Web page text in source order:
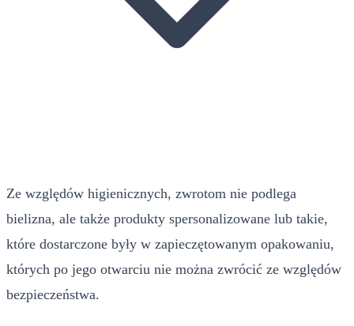
Ze względów higienicznych, zwrotom nie podlega
bielizna, ale także produkty spersonalizowane lub takie,
które dostarczone były w zapieczętowanym opakowaniu,
których po jego otwarciu nie można zwrócić ze względów
bezpieczeństwa.